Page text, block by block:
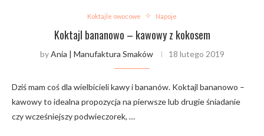
Koktajle owocowe Napoje
Koktajl bananowo – kawowy z kokosem
byAnia | Manufaktura Smaków 18 lutego 2019
Dziś mam coś dla wielbicieli kawy i bananów. Koktajl bananowo –
kawowy to idealna propozycja na pierwsze lub drugie śniadanie
czy wcześniejszy podwieczorek, …